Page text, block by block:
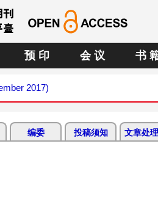
预 印 会 议 书
2017)
编委 投稿须知 文章处